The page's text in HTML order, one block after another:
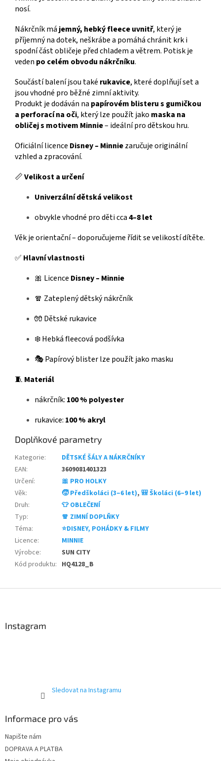
nosí.
Nákrčník má jemný, hebký fleece uvnitř, který je
příjemný na dotek, neškrábe a pomáhá chránit krk i
spodní část obličeje před chladem a větrem. Potisk je
veden po celém obvodu nákrčníku.
Součástí balení jsou také rukavice, které doplňují set a
jsou vhodné pro běžné zimní aktivity.
Produkt je dodáván na papírovém blisteru s gumičkou
a perforací na oči, který lze použít jako maska na
obličej s motivem Minnie– ideální pro dětskou hru.
Oficiální licence Disney – Minniezaručuje originální
vzhled a zpracování.
📏Velikost a určení
Univerzální dětská velikost
obvykle vhodné pro děti cca4–8 let
Věk je orientační – doporučujeme řídit se velikostí dítěte.
✅ Hlavní vlastnosti
🎀 Licence Disney – Minnie
🧣 Zateplený dětský nákrčník
🧤 Dětské rukavice
❄️ Hebká fleecová podšívka
🎭 Papírový blister lze použít jako masku
🧵 Materiál
nákrčník: 100 % polyester
rukavice: 100 % akryl
Doplňkové parametry
Kategorie:
DĚTSKÉ ŠÁLY A NÁKRČNÍKY
EAN:
3609081401323
Určení:
🎀 PRO HOLKY
Věk: 🧒 Předškoláci (3–6 let), 🎒 Školáci (6–9 let)
Druh:
👕 OBLEČENÍ
Typ:
🧣 ZIMNÍ DOPLŇKY
Téma:
⭐DISNEY, POHÁDKY & FILMY
Licence:
MINNIE
Výrobce:
SUN CITY
Kód produktu: HQ4128_B
Instagram
Sledovat na Instagramu
Informace pro vás
Napište nám
DOPRAVA A PLATBA